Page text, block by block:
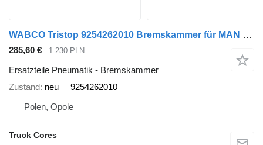
WABCO Tristop 9254262010 Bremskammer für MAN G14/16 HHD LKW
285,60 € 1.230 PLN
Ersatzteile Pneumatik - Bremskammer
Zustand neu
9254262010
Polen, Opole
Truck Cores